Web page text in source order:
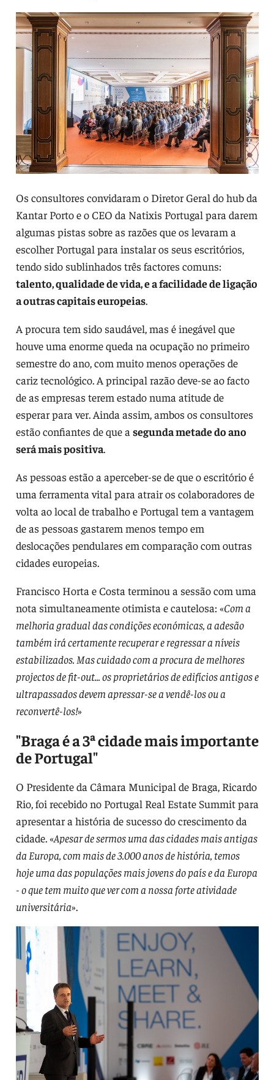
Os consultores convidaram o Diretor Geral do hub da
Kantar Porto e o CEO da Natixis Portugal para darem
algumas pistas sobre as razões que os levaram a
escolher Portugal para instalar os seus escritórios,
tendo sido sublinhados três factores comuns:
talento, qualidade de vida, e a facilidade de ligação
a outras capitais europeias.
A procura tem sido saudável, mas é inegável que
houve uma enorme queda na ocupação no primeiro
semestre do ano, com muito menos operações de
cariz tecnológico. A principal razão deve-se ao facto
de as empresas terem estado numa atitude de
esperar para ver. Ainda assim, ambos os consultores
estão confiantes de que a segunda metade do ano
será mais positiva.
As pessoas estão a aperceber-se de que o escritório é
uma ferramenta vital para atrair os colaboradores de
volta ao local de trabalho e Portugal tem a vantagem
de as pessoas gastarem menos tempo em
deslocações pendulares em comparação com outras
cidades europeias.
Francisco Horta e Costa terminou a sessão com uma
nota simultaneamente otimista e cautelosa: «Com a
melhoria gradual das condições económicas, a adesão
também irá certamente recuperar e regressar a níveis
estabilizados. Mas cuidado com a procura de melhores
projectos de fit-out... os proprietários de edifícios antigos e
ultrapassados devem apressar-se a vendê-los ou a
reconvertê-los!»
"Braga é a 3ª cidade mais importante
de Portugal"
O Presidente da Câmara Municipal de Braga, Ricardo
Rio, foi recebido no Portugal Real Estate Summit para
apresentar a história de sucesso do crescimento da
cidade. «Apesar de sermos uma das cidades mais antigas
da Europa, com mais de 3.000 anos de história, temos
hoje uma das populações mais jovens do país e da Europa
- o que tem muito que ver com a nossa forte atividade
universitária».